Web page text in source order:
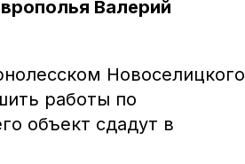
Валерий
Новоселицкого
работы по
объект сдадут в